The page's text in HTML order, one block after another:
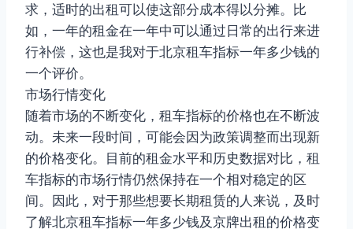
求，适时的出租可以使这部分成本得以分摊。比
如，一年的租金在一年中可以通过日常的出行来进
行补偿，这也是我对于北京租车指标一年多少钱的
一个评价。
市场行情变化
随着市场的不断变化，租车指标的价格也在不断波
动。未来一段时间，可能会因为政策调整而出现新
的价格变化。目前的租金水平和历史数据对比，租
车指标的市场行情仍然保持在一个相对稳定的区
间。因此，对于那些想要长期租赁的人来说，及时
了解北京租车指标一年多少钱及京牌出租的价格变